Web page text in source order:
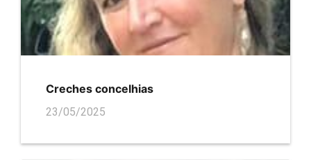
Creches concelhias
23/05/2025